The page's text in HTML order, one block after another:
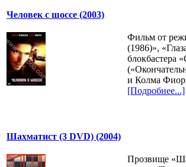
Человек с шоссе (2003)
Фильм от
(1986)»,
блокбастера
и Колма
[Подробнее...]
Шахматист (3 DVD) (2004)
Прозвище